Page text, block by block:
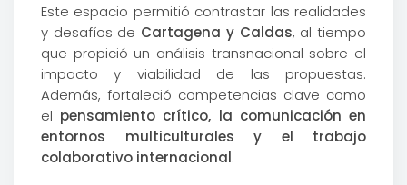
Este espacio permitió contrastar las realidades
y desafíos de Cartagena y Caldas, al tiempo
que propició un análisis transnacional sobre el
impacto y viabilidad de las propuestas.
Además, fortaleció competencias clave como
el pensamiento crítico, la comunicación en
entornos multiculturales y el trabajo
colaborativo internacional.